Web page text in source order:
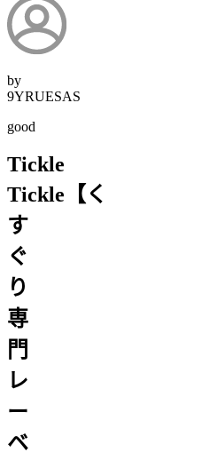
by
9YRUESAS
good
Tickle
Tickle【く
す
ぐ
り
専
門
レ
ー
ベ